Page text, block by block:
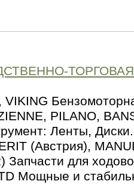
PILANO,
Ленты, Диски.
(Австрия),
Запчасти для
Мощные и